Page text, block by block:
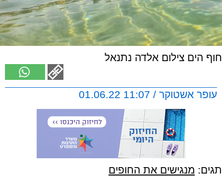
חוף הים צילום אלדה נתנאל
עופר אשטוקר / 11:07 01.06.22
תגים: מנגישים את החופים